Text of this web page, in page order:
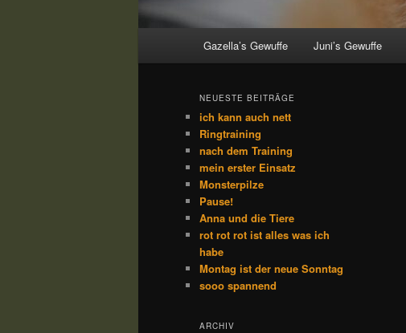
Gazella’s Gewuffe Juni’s Gewuffe
NEUESTE BEITRÄGE
ich kann auch nett
Ringtraining
nach dem Training
mein erster Einsatz
Monsterpilze
Pause!
Anna und die Tiere
rot rot rot ist alles was ich
habe
Montag ist der neue Sonntag
sooo spannend
ARCHIV